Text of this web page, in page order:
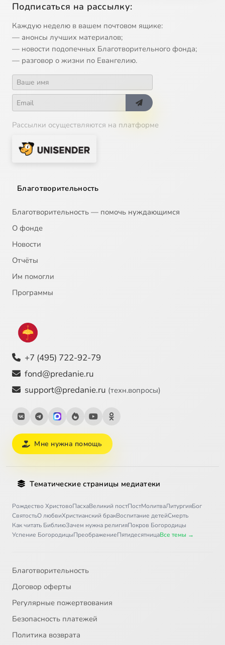
Подписаться на рассылку:
Каждую неделю в вашем почтовом ящике:
— анонсы лучших материалов;
— новости подопечных Благотворительного фонда;
— разговор о жизни по Евангелию.
Рассылки осуществляются на платформе
Благотворительность
Благотворительность — помочь нуждающимся
О фонде
Новости
Отчёты
Им помогли
Программы
+7 (495) 722-92-79
fond@predanie.ru
support@predanie.ru (техн.вопросы)
Мне нужна помощь
Тематические страницы медиатеки
Рождество ХристовоПасхаВеликий постПостМолитваЛитургияБог
СвятостьО любвиХристианский бракВоспитание детейСмерть
Как читать БиблиюЗачем нужна религияПокров Богородицы
Успение БогородицыПреображениеПятидесятницаВсе темы →
Благотворительность
Договор оферты
Регулярные пожертвования
Безопасность платежей
Политика возврата